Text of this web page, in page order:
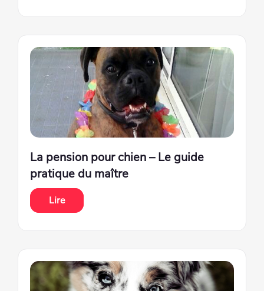
La pension pour chien – Le guide
pratique du maître
Lire